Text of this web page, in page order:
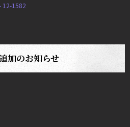
1582
加のお知らせ